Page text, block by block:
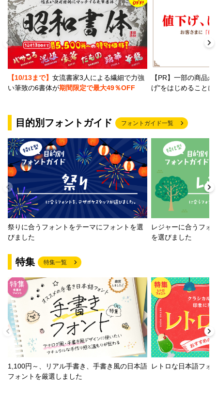
【10/13まで】 女流書家3人による繊細で力強
い筆致の6書体が期間限定で最大49％OFF
【PR】一部の商品
げ"をはじめること
目的別フォントガイド フォントガイド一覧
祭りに合うフォントをテーマにフォントを選
びました
レジャーに合うフォ
を選びました
特集 特集一覧
1,100円～、リアル手書き、手書き風の日本語
フォントを厳選しました
レトロな日本語フォ